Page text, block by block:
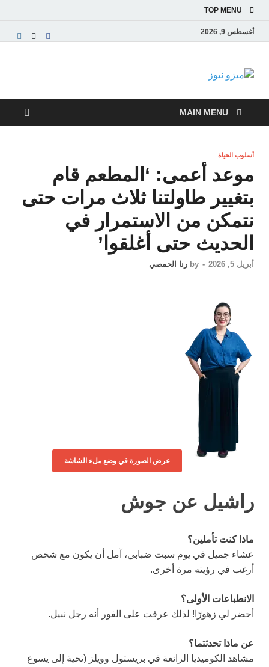
TOP MENU
أغسطس 9, 2026
ميزو نيوز
والاقتصادية
MAIN MENU
أسلوب الحياة
موعد أعمى: ‘المطعم قام
بتغيير طاولتنا ثلاث مرات حتى
نتمكن من الاستمرار في
الحديث حتى أغلقوا’
أبريل 5, 2026 -
by رنا الحمصي
عرض الصورة في وضع ملء الشاشة
راشيل عن جوش
ماذا كنت تأملين؟
عشاء جميل في يوم سبت ضبابي، آمل أن يكون مع شخص
أرغب في رؤيته مرة أخرى.
الانطباعات الأولى؟
أحضر لي زهورًا! لذلك عرفت على الفور أنه رجل نبيل.
عن ماذا تحدثتما؟
مشاهد الكوميديا الرائعة في بريستول وويلز (تحية إلى يسوع